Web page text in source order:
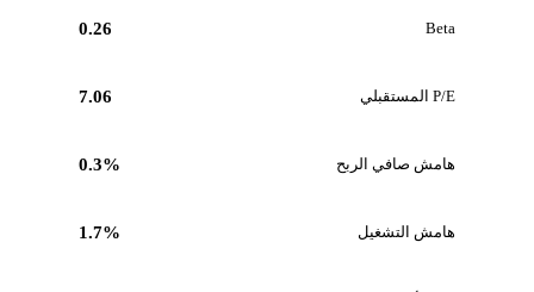
Beta
0.26
P/E المستقبلي 7.06
هامش صافي الربح 0.3%
هامش التشغيل 1.7%